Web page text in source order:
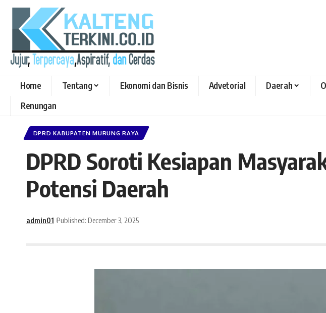
Home Tentang Ekonomi dan Bisnis Advetorial Daerah
Renungan
DPRD KABUPATEN MURUNG RAYA
DPRD Soroti Kesiapan
Potensi Daerah
admin01 Published: December 3, 2025